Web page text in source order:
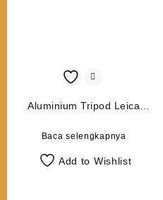
Aluminium Tripod Leica
Baca selengkapnya
Add to Wishlist